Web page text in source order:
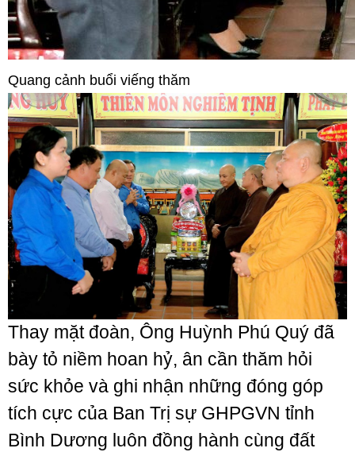
Quang cảnh buổi viếng thăm
Thay mặt đoàn, Ông Huỳnh Phú Quý đã
bày tỏ niềm hoan hỷ, ân cần thăm hỏi
sức khỏe và ghi nhận những đóng góp
tích cực của Ban Trị sự GHPGVN tỉnh
Bình Dương luôn đồng hành cùng đất